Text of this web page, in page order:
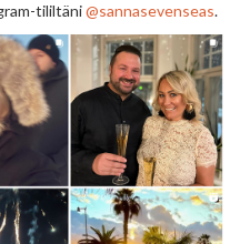
tililtäni@sannasevenseas.